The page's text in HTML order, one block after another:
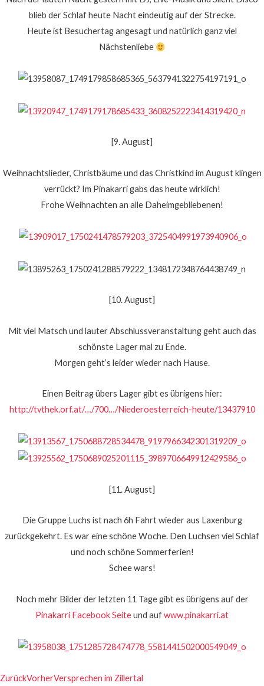
blieb der Schlaf heute Nacht eindeutig auf der Strecke.
Heute ist Besuchertag angesagt und natürlich ganz viel
Nächstenliebe
[9. August]
Weihnachtslieder, Christbäume und das Christkind im August klingen
verrückt? Im Pinakarri gabs das heute wirklich!
Frohe Weihnachten an alle Daheimgebliebenen!
[10. August]
Mit viel Matsch und lauter Abschlussveranstaltung geht auch das
schönste Lager mal zu Ende.
Morgen geht’s leider wieder nach Hause.
Einen Beitrag übers Lager gibt es übrigens hier:
http://tvthek.orf.at/…/700…/Niederoesterreich-heute/13437910
[11. August]
Die Gruppe Luchs ist nach 6h Fahrt wieder aus Laxenburg
zurückgekehrt. Es war eine schöne Woche. Den Luchsen viel Schlaf
und noch schöne Sommerferien!
Schee wars!
Noch mehr Bilder der letzten 11 Tage gibt es übrigens auf der
Pinakarri Facebook Seiteund aufwww.pinakarri.at
ZurückVorherVersprechen im Zillertal